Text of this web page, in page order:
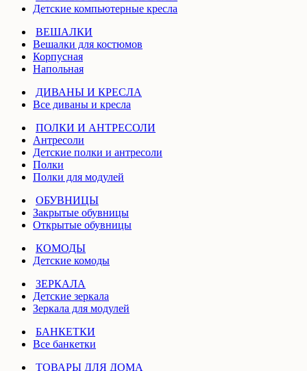
Детские компьютерные кресла
ВЕШАЛКИ
Вешалки для костюмов
Корпусная
Напольная
ДИВАНЫ И КРЕСЛА
Все диваны и кресла
ПОЛКИ И АНТРЕСОЛИ
Антресоли
Детские полки и антресоли
Полки
Полки для модулей
ОБУВНИЦЫ
Закрытые обувницы
Открытые обувницы
КОМОДЫ
Детские комоды
ЗЕРКАЛА
Детские зеркала
Зеркала для модулей
БАНКЕТКИ
Все банкетки
ТОВАРЫ ДЛЯ ДОМА